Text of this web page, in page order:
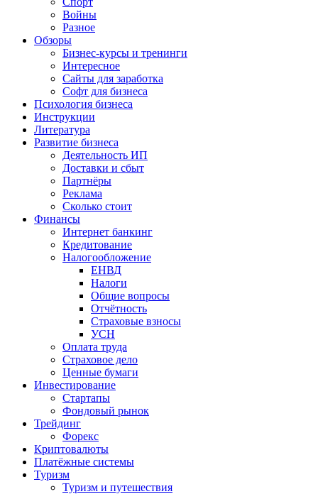
Войны
Разное
Обзоры
Бизнес-курсы и тренинги
Интересное
Сайты для заработка
Софт для бизнеса
Психология бизнеса
Инструкции
Литература
Развитие бизнеса
Деятельность ИП
Доставки и сбыт
Партнёры
Реклама
Сколько стоит
Финансы
Интернет банкинг
Кредитование
Налогообложение
ЕНВД
Налоги
Общие вопросы
Отчётность
Страховые взносы
УСН
Оплата труда
Страховое дело
Ценные бумаги
Инвестирование
Стартапы
Фондовый рынок
Трейдинг
Форекс
Криптовалюты
Платёжные системы
Туризм
Туризм и путешествия